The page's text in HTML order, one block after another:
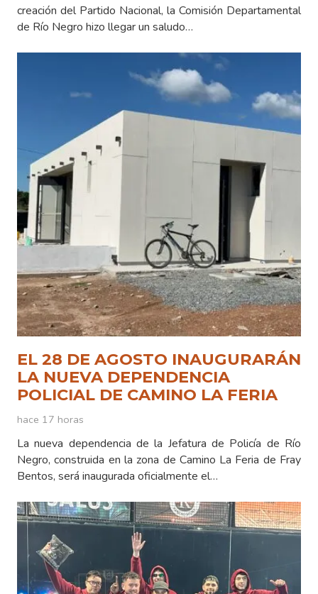
creación del Partido Nacional, la Comisión Departamental
de Río Negro hizo llegar un saludo…
EL 28 DE AGOSTO INAUGURARÁN
LA NUEVA DEPENDENCIA
POLICIAL DE CAMINO LA FERIA
hace 17 horas
La nueva dependencia de la Jefatura de Policía de Río
Negro, construida en la zona de Camino La Feria de Fray
Bentos, será inaugurada oficialmente el…